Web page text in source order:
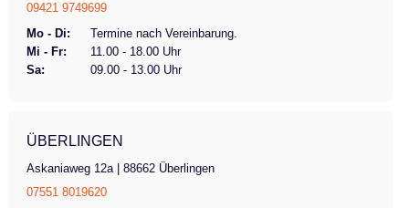
09421 9749699
Mo - Di:
Termine nach Vereinbarung.
Mi - Fr:
11.00 - 18.00 Uhr
Sa:
09.00 - 13.00 Uhr
ÜBERLINGEN
Askaniaweg 12a | 88662 Überlingen
07551 8019620